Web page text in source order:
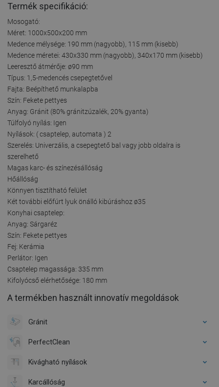
Termék specifikáció:
Mosogató:
Méret: 1000x500x200 mm
Medence mélysége: 190 mm (nagyobb), 115 mm (kisebb)
Medence méretei: 430x330 mm (nagyobb), 340x170 mm (kisebb)
Leeresztő átmérője: ø90 mm
Típus: 1,5-medencés csepegtetővel
Fajta: Beépíthető munkalapba
Szín: Fekete pettyes
Anyag: Gránit (80% gránitzúzalék, 20% gyanta)
Túlfolyó nyílás: Igen
Nyílások: ( csaptelep, automata ) 2
Szerelés: Univerzális, a csepegtető bal vagy jobb oldalra is
szerelhető
Magas karc- és színezésállóság
Hőállóság
Könnyen tisztítható felület
Két további előfúrt lyuk önálló kibúráshoz ø35
Konyhai csaptelep:
Anyag: Sárgaréz
Szín: Fekete pettyes
Fej: Kerámia
Perlátor: Igen
Csaptelep magassága: 335 mm
Kifolyócső elérhetősége: 180 mm
A termékben használt innovatív megoldások
Gránit
PerfectClean
Kivágható nyílások
Karcállóság